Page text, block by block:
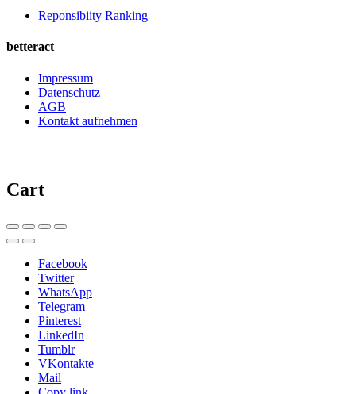
Reponsibiity Ranking
betteract
Impressum
Datenschutz
AGB
Kontakt aufnehmen
Cart
Facebook
Twitter
WhatsApp
Telegram
Pinterest
LinkedIn
Tumblr
VKontakte
Mail